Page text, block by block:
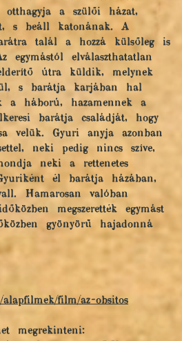
otthagyja a szülői házat,
s beáll katonának. A
talál a hozzá külsőleg is
egymástól elválaszthatatlan
útra küldik, melynek
s barátja karjában hal
a háború, hazamennek a
barátja családját, hogy
velük. Gyuri anyja azonban
neki pedig nincs szíve,
neki a rettenetes
él barátja házában,
Hamarosan valóban
megszerették egymást
gyönyörű hajadonná
film/az-obsitos
megrekinteni: